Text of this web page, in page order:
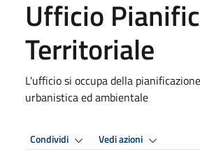
Ufficio
Territoriale
L'ufficio si occupa della
urbanistica ed ambientale
Condividi Vedi azioni